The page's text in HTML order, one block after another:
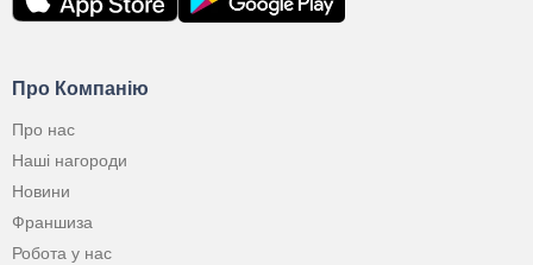
Про Компанію
Про нас
Наші нагороди
Новини
Франшиза
Робота у нас